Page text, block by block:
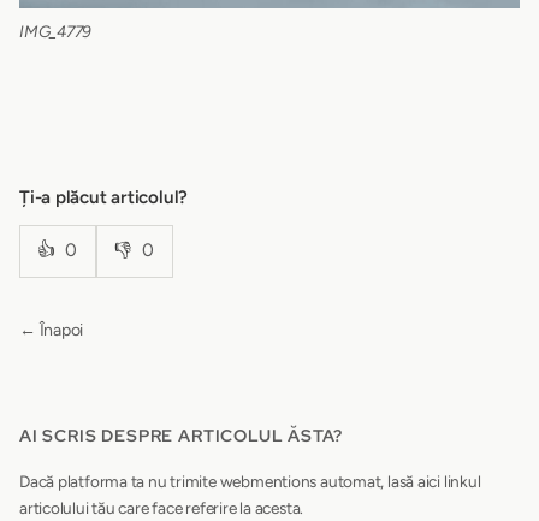
IMG_4779
Ți-a plăcut articolul?
👍 0 👎 0
← Înapoi
AI SCRIS DESPRE ARTICOLUL ĂSTA?
Dacă platforma ta nu trimite webmentions automat, lasă aici linkul
articolului tău care face referire la acesta.